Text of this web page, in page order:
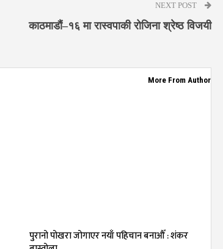
NEXT POST
काठमाडौं–१६ मा रास्वपाकी रोजिना श्रेष्ठ विजयी
More From Author
पुरानो पोखरा जोगाएर नयाँ पहिचान बनाऔँ : शंकर